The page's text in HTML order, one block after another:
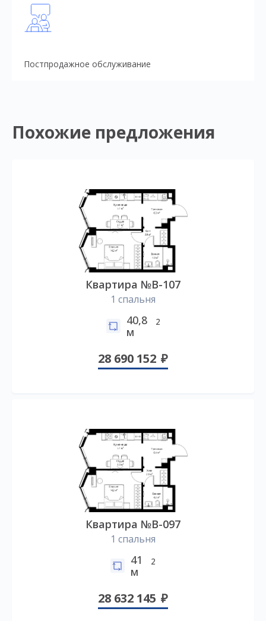
Постпродажное обслуживание
Похожие предложения
Квартира №B-107
1 спальня
40,8
м
2
28 690 152
Квартира №B-097
1 спальня
41
м
2
28 632 145